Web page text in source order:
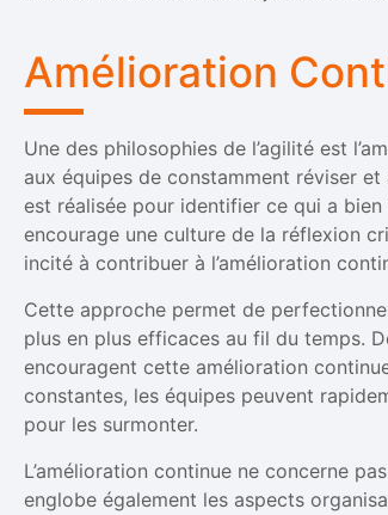
Amélioration
Une des philosophies de l’agilité est
aux équipes de constamment réviser
est réalisée pour identifier ce qui a
encourage une culture de la réflexion
incité à contribuer à l’amélioration
Cette approche permet de
plus en plus efficaces au fil du temps.
encouragent cette amélioration
constantes, les équipes peuvent
pour les surmonter.
L’amélioration continue ne concerne
englobe également les aspects